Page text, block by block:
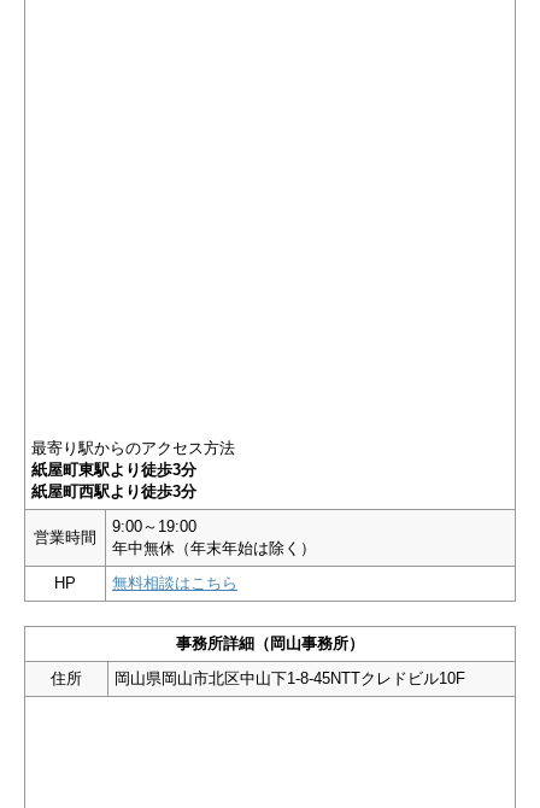
最寄り駅からのアクセス方法
紙屋町東駅より徒歩3分
紙屋町西駅より徒歩3分
営業時間
9:00～19:00
年中無休（年末年始は除く）
HP
無料相談はこちら
事務所詳細（岡山事務所）
住所
岡山県岡山市北区中山下1-8-45NTTクレドビル10F